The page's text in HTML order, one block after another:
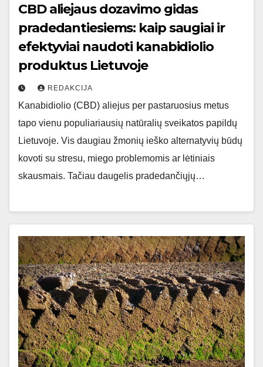
CBD aliejaus dozavimo gidas
pradedantiesiems: kaip saugiai ir
efektyviai naudoti kanabidiolio
produktus Lietuvoje
REDAKCIJA
Kanabidiolio (CBD) aliejus per pastaruosius metus
tapo vienu populiariausių natūralių sveikatos papildų
Lietuvoje. Vis daugiau žmonių ieško alternatyvių būdų
kovoti su stresu, miego problemomis ar lėtiniais
skausmais. Tačiau daugelis pradedančiųjų…